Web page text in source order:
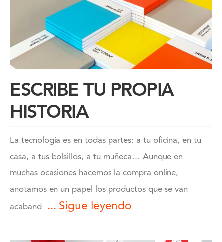
ESCRIBE TU PROPIA
HISTORIA
La tecnología es en todas partes: a tu oficina, en tu
casa, a tus bolsillos, a tu muñeca… Aunque en
muchas ocasiones hacemos la compra online,
anotamos en un papel los productos que se van
acaband ... Sigue leyendo